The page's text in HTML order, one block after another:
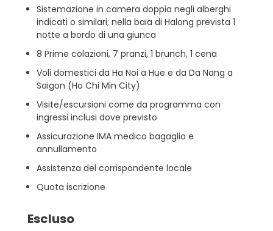
Sistemazione in camera doppia negli alberghi
indicati o similari; nella baia di Halong prevista 1
notte a bordo di una giunca
8 Prime colazioni, 7 pranzi, 1 brunch, 1 cena
Voli domestici da Ha Noi a Hue e da Da Nang a
Saigon (Ho Chi Min City)
Visite/escursioni come da programma con
ingressi inclusi dove previsto
Assicurazione IMA medico bagaglio e
annullamento
Assistenza del corrispondente locale
Quota iscrizione
Escluso